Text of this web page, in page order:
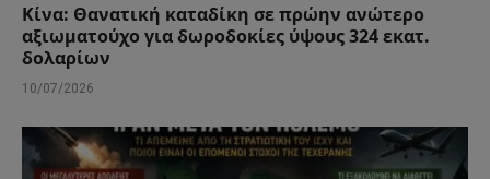
Κίνα: Θανατική καταδίκη σε πρώην ανώτερο
αξιωματούχο για δωροδοκίες ύψους 324 εκατ.
δολαρίων
10/07/2026